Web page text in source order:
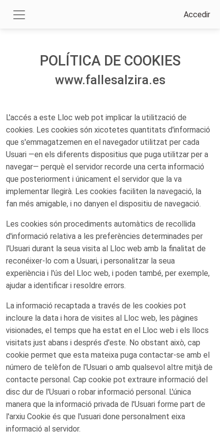
Accedir
POLÍTICA DE COOKIES
www.fallesalzira.es
L'accés a este Lloc web pot implicar la utilització de
cookies. Les cookies són xicotetes quantitats d'informació
que s'emmagatzemen en el navegador utilitzat per cada
Usuari —en els diferents dispositius que puga utilitzar per a
navegar— perquè el servidor recorde una certa informació
que posteriorment i únicament el servidor que la va
implementar llegirà. Les cookies faciliten la navegació, la
fan més amigable, i no danyen el dispositiu de navegació.
Les cookies són procediments automàtics de recollida
d'informació relativa a les preferències determinades per
l'Usuari durant la seua visita al Lloc web amb la finalitat de
reconéixer-lo com a Usuari, i personalitzar la seua
experiència i l'ús del Lloc web, i poden també, per exemple,
ajudar a identificar i resoldre errors.
La informació recaptada a través de les cookies pot
incloure la data i hora de visites al Lloc web, les pàgines
visionades, el temps que ha estat en el Lloc web i els llocs
visitats just abans i després d'este. No obstant això, cap
cookie permet que esta mateixa puga contactar-se amb el
número de telèfon de l'Usuari o amb qualsevol altre mitjà de
contacte personal. Cap cookie pot extraure informació del
disc dur de l'Usuari o robar informació personal. L'única
manera que la informació privada de l'Usuari forme part de
l'arxiu Cookie és que l'usuari done personalment eixa
informació al servidor.